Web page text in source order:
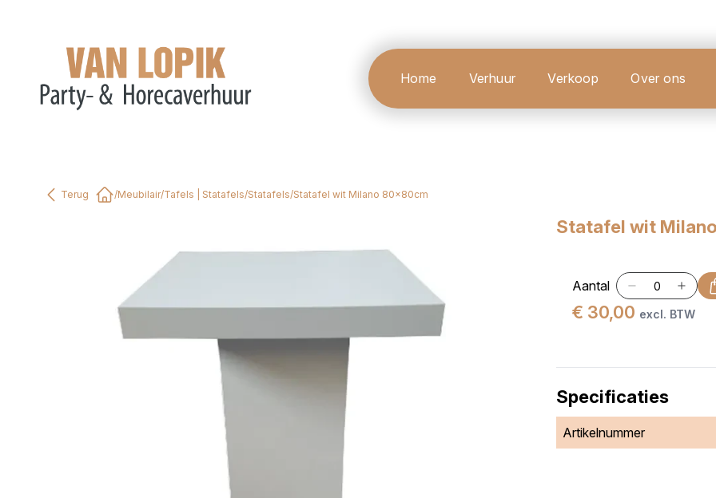
Home Verhuur Verkoop Over ons
Terug
/Meubilair/Tafels | Statafels/Statafels/Statafel wit Milano 80x80cm
Statafel wit
Aantal
€ 30,00 excl. BTW
Specificaties
Artikelnummer